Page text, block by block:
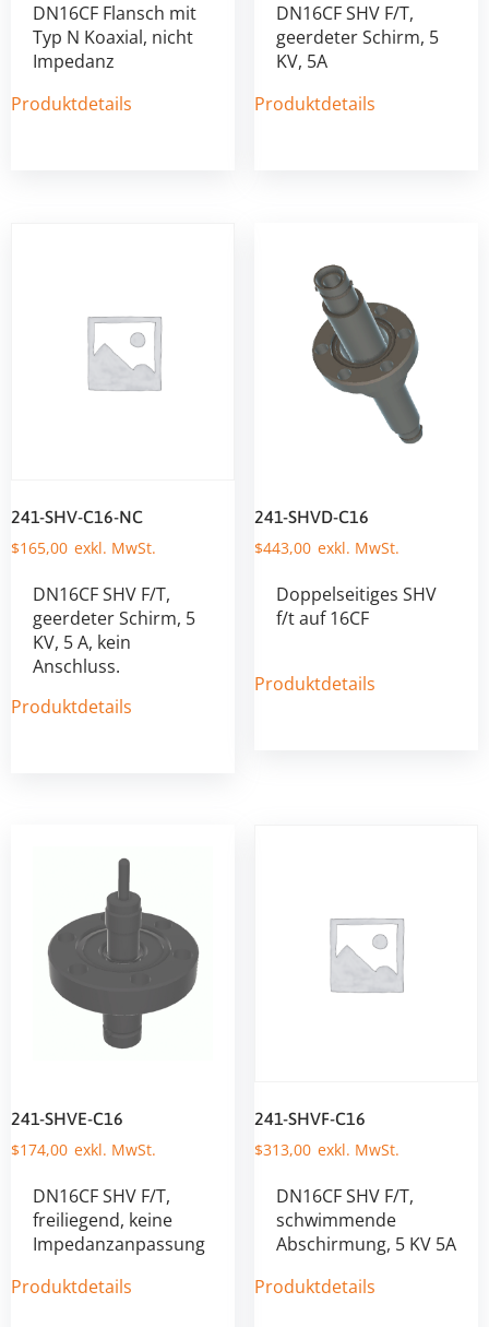
DN16CF Flansch mit
Typ N Koaxial, nicht
Impedanz
Produktdetails
DN16CF SHV F/T,
geerdeter Schirm, 5
KV, 5A
Produktdetails
241-SHV-C16-NC
$165,00
DN16CF SHV F/T,
geerdeter Schirm, 5
KV, 5 A, kein
Anschluss.
Produktdetails
241-SHVD-C16
$443,00
Doppelseitiges SHV
f/t auf 16CF
Produktdetails
241-SHVE-C16
$174,00
DN16CF SHV F/T,
freiliegend, keine
Impedanzanpassung
Produktdetails
241-SHVF-C16
$313,00
DN16CF SHV F/T,
schwimmende
Abschirmung, 5 KV 5A
Produktdetails